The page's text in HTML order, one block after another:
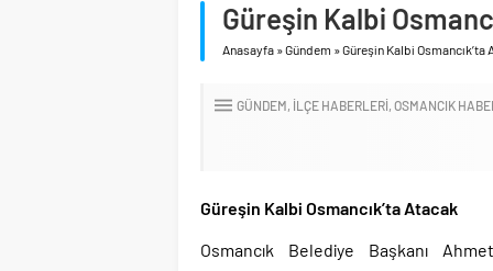
Arca Çorum FK’nin
Arca Çorum FK’nin
Kupa Takvimi Belli
Güreşin Kalbi
Anasayfa »Gündem »Güreşin Kalbi Osmancık’ta
GÜNDEM İLÇE HABERLERI OSMANCIK
Güreşin Kalbi Osmancık’ta Atacak
Osmancık Belediye Başkanı